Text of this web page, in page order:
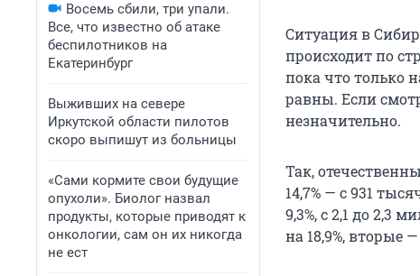
Восемь сбили, три упали.
Все, что известно об атаке
беспилотников на
Екатеринбург
Выживших на севере
Иркутской области пилотов
скоро выпишут из больницы
«Сами кормите свои будущие
опухоли». Биолог назвал
продукты, которые приводят к
онкологии, сам он их никогда
не ест
Ситуация в
происходит по
пока что только
равны. Если
незначительно.
Так,
14,7% — с 931
9,3%, с 2,1 до 2,3
на 18,9%, вторые —